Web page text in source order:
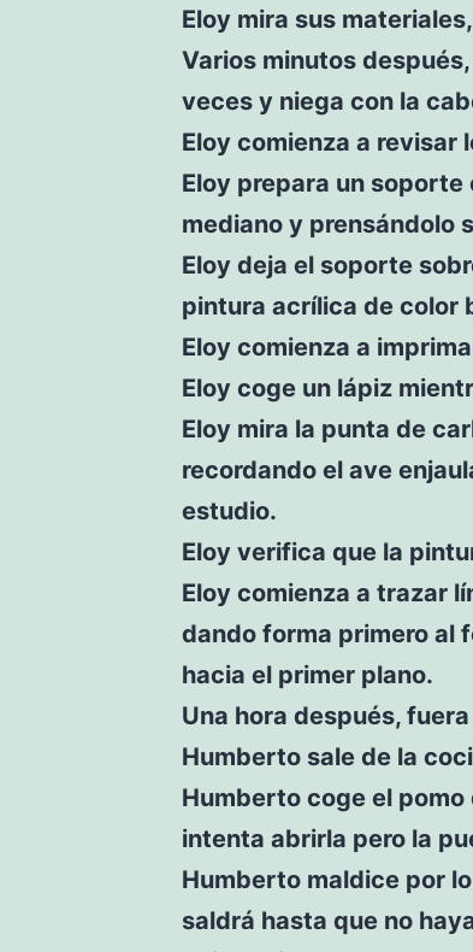
Eloy mira sus
Varios minutos
veces y niega con la
Eloy comienza a revisar
Eloy prepara un
mediano y prensándolo
Eloy deja el soporte
pintura acrílica de color
Eloy comienza a
Eloy coge un lápiz
Eloy mira la punta de
recordando el ave
estudio.
Eloy verifica que la
Eloy comienza a trazar
dando forma primero al
hacia el primer plano.
Una hora después,
Humberto sale de la
Humberto coge el
intenta abrirla pero la
Humberto maldice por
saldrá hasta que no